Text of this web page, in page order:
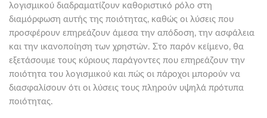
λογισμικού διαδραματίζουν καθοριστικό ρόλο στη
διαμόρφωση αυτής της ποιότητας, καθώς οι λύσεις που
προσφέρουν επηρεάζουν άμεσα την απόδοση, την ασφάλεια
και την ικανοποίηση των χρηστών. Στο παρόν κείμενο, θα
εξετάσουμε τους κύριους παράγοντες που επηρεάζουν την
ποιότητα του λογισμικού και πώς οι πάροχοι μπορούν να
διασφαλίσουν ότι οι λύσεις τους πληρούν υψηλά πρότυπα
ποιότητας.